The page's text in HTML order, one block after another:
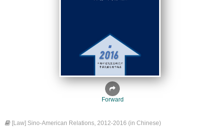
Forward
[Law] Sino-American Relations, 2012-2016 (in Chinese)